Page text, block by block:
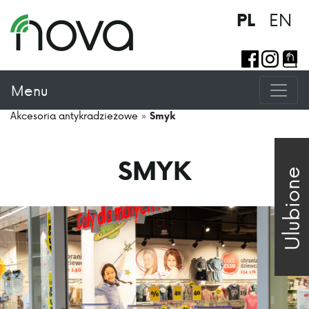
Ulubione
PL EN
Menu
Akcesoria antykradzieżowe » Smyk
SMYK